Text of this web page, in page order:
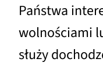
Państwa
wolnościami
służy